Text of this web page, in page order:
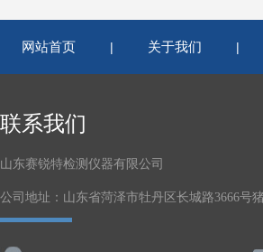
网站首页 | 关于我们 |
联系我们
山东赛锐特检测仪器有限公司
公司地址：山东省菏泽市牡丹区长城路3666号